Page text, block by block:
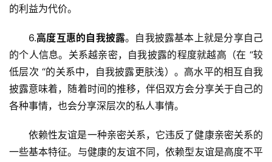
的利益为代价。
6.高度互惠的自我披露。自我披露基本上就是分享自己
的个人信息。关系越亲密，自我披露的程度就越高（在 “较
低层次 “的关系中，自我披露更肤浅）。高水平的相互自我
披露意味着，随着时间的推移，伴侣双方会分享关于自己的
各种事情，也会分享深层次的私人事情。
依赖性友谊是一种亲密关系，它违反了健康亲密关系的
一些基本特征。与健康的友谊不同，依赖型友谊是高度不平